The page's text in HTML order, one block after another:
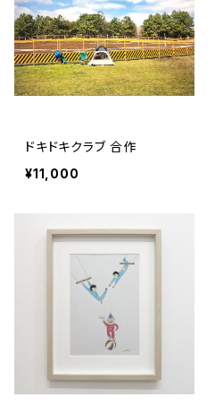
ドキドキクラブ 合作
¥11,000